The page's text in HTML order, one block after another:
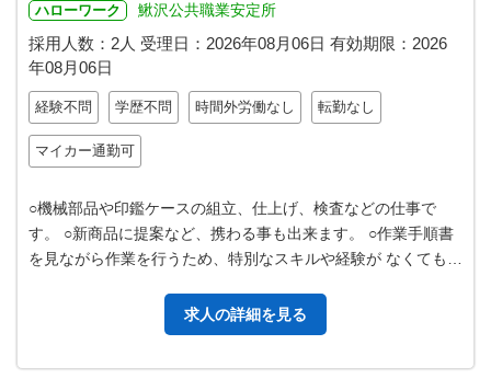
ハローワーク 鰍沢公共職業安定所
採用人数：2人 受理日： 2026年08月06日 有効期限： 2026
年08月06日
経験不問 学歴不問 時間外労働なし 転勤なし
マイカー通勤可
○機械部品や印鑑ケースの組立、仕上げ、検査などの仕事で
す。 ○新商品に提案など、携わる事も出来ます。 ○作業手順書
を見ながら作業を行うため、特別なスキルや経験が なくても、
求人の詳細を見る